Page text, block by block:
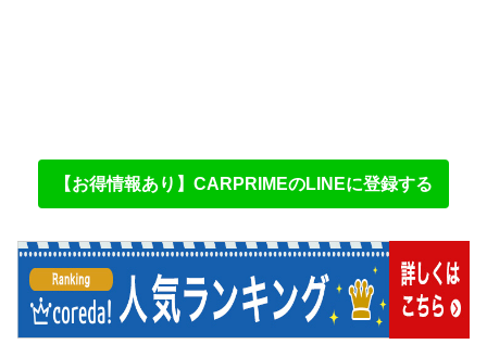
【お得情報あり】CARPRIMEのLINEに登録する